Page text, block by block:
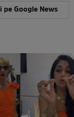
Google News